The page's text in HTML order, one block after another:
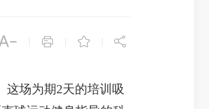
  
场为期2天的培训吸